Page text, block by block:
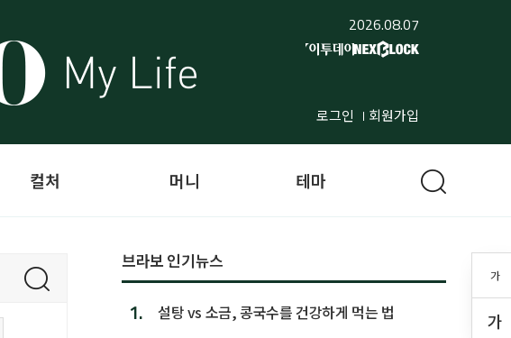
2026.08.07
로그인 회원가입
가
가
컬처 머니 테마
브라보 인기뉴스
1. 설탕 vs 소금, 콩국수를 건강하게 먹는 법